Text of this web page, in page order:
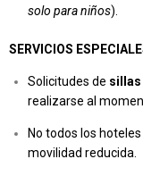
solo para niños).
SERVICIOS
Solicitudes de sillas
realizarse al
No todos los
movilidad reducida.